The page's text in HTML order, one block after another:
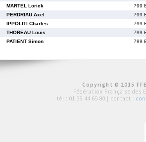
MARTEL Lorick
799
PERDRIAU Axel
799
IPPOLITI Charles
799
THOREAU Louis
799
PATIENT Simon 799
Copyright © 2015
Fédération Française des
tél : 01 39 44 65 80 | contact :